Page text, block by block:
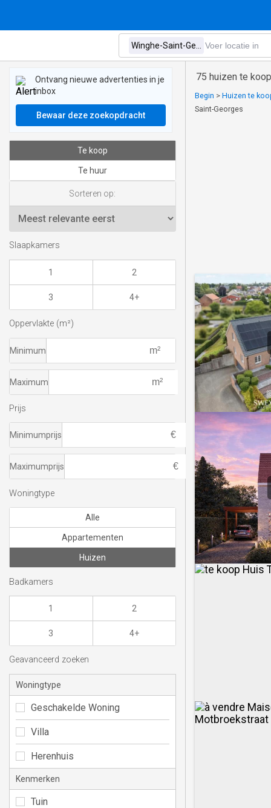
75 huizen te
Begin > Huizen te
Saint-Georges
Ontvang nieuwe advertenties in je
inbox
Bewaar deze zoekopdracht
Te koop
Te huur
Sorteren op:
Slaapkamers
1 2
3 4+
Oppervlakte (m²)
Minimum
Maximum
Prijs
Minimumprijs
Maximumprijs
Woningtype
Alle
Appartementen
Huizen
Badkamers
1 2
3 4+
Geavanceerd zoeken
Woningtype
Geschakelde Woning
Villa
Herenhuis
Kenmerken
Tuin